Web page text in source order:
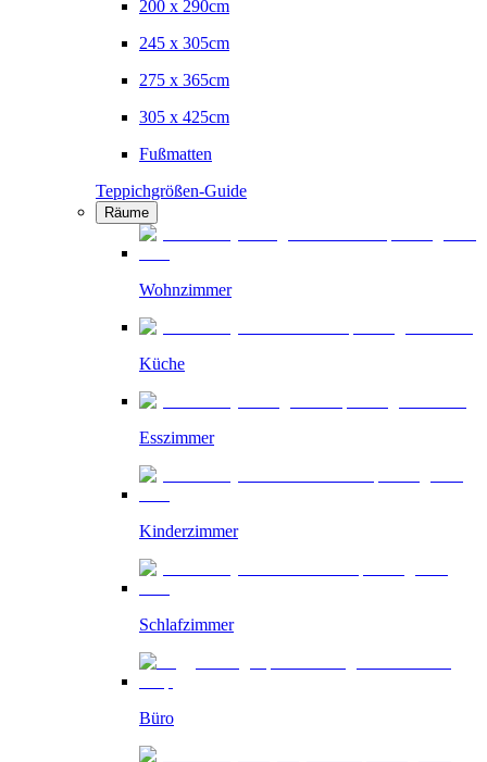
200 x 290cm
245 x 305cm
275 x 365cm
305 x 425cm
Fußmatten
Teppichgrößen-Guide
Räume
Wohnzimmer
Küche
Esszimmer
Kinderzimmer
Schlafzimmer
Büro